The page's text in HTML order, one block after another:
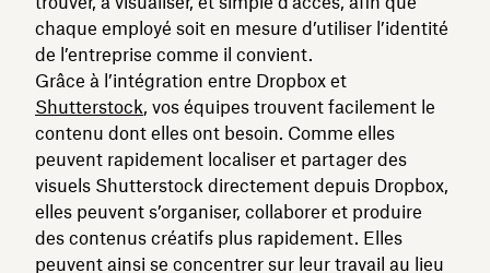
chaque employé soit en mesure d’utiliser l’identité
de l’entreprise comme il convient.
Grâce à l’intégration entre Dropbox et
Shutterstock, vos équipes trouvent facilement le
contenu dont elles ont besoin. Comme elles
peuvent rapidement localiser et partager des
visuels Shutterstock directement depuis Dropbox,
elles peuvent s’organiser, collaborer et produire
des contenus créatifs plus rapidement. Elles
peuvent ainsi se concentrer sur leur travail au lieu